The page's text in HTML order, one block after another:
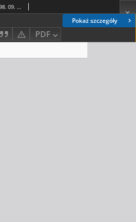
Pokaż szczegóły
PDF
Głos : tygodnik nowohucki, 1998. 09. 11, nr 37